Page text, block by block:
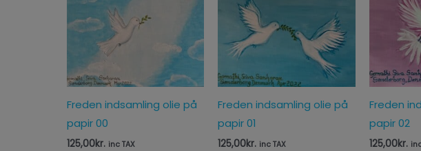
Freden indsamling olie på
papir 00
125,00kr. inc TAX
Freden indsamling olie på
papir 01
125,00kr. inc TAX
Freden
papir 02
125,00kr.